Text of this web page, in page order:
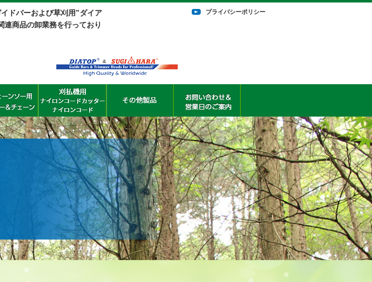
ドバーおよび草刈用”ダイア
連商品の卸業務を行っており
プライバシーポリシー